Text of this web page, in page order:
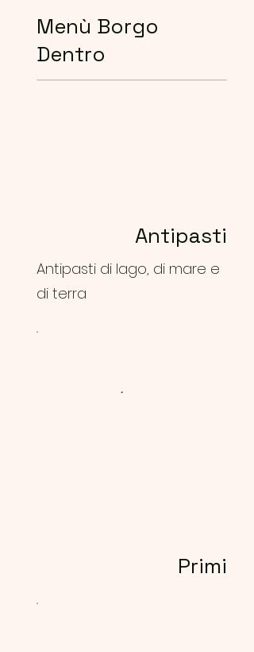
Menù Borgo
Dentro
Antipasti
Antipasti di lago, di mare e
di terra
Primi